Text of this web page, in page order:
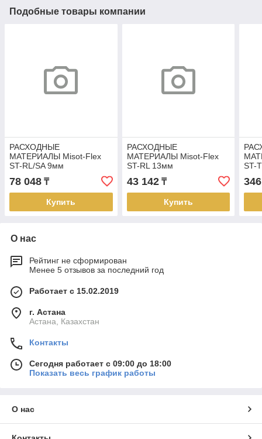
Подобные товары компании
РАСХОДНЫЕ
МАТЕРИАЛЫ Misot-Flex
ST-RL/SA 9мм
78 048 ₸
Купить
РАСХОДНЫЕ
МАТЕРИАЛЫ Misot-Flex
ST-RL 13мм
43 142₸
Купить
ST-
346
О нас
Рейтинг не сформирован
Менее 5 отзывов за последний год
Работает с 15.02.2019
г. Астана
Астана, Казахстан
Контакты
Сегодня работает с 09:00 до 18:00
Показать весь график работы
О нас